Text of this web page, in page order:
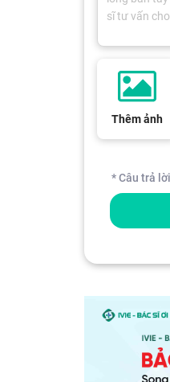
Thêm ảnh
* Câu trả